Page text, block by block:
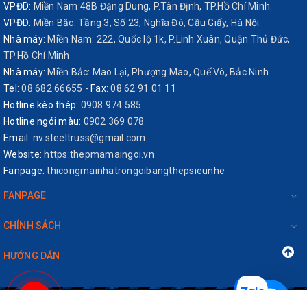
VPĐD: Miền Nam:48B Đặng Dung, P.Tân Định, TP.Hồ Chí Minh.
VPĐD: Miền Bắc: Tầng 3, Số 23, Nghĩa Đô, Cầu Giấy, Hà Nội.
Nhà máy: Miền Nam: 222, Quốc lộ 1k, P.Linh Xuân, Quận Thủ Đức,
TP.Hồ Chí Minh
Nhà máy: Miền Bắc: Mao Lại, Phượng Mao, Quế Võ, Bắc Ninh
Tel: 08 682 66655 - Fax:08 62 91 01 11
Hotline kèo thép: 0908 974 585
Hotline ngói màu: 0902 369 078
Email: nv.steeltruss@gmail.com
Website: https:thepmamaingoi.vn
Fanpage: thicongmainhatrongoibangthepsieunhe
FANPAGE
CHÍNH SÁCH
HƯỚNG DẪN